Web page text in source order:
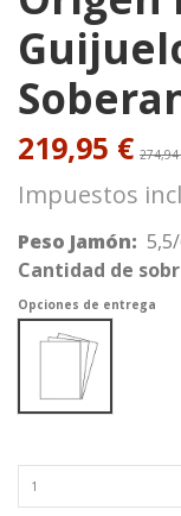
219,95 €
Impuestos
Peso Jamón:
Cantidad de
Opciones de entrega